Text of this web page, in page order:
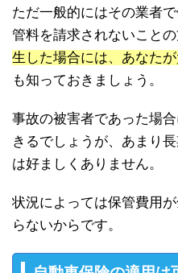
ただ一般的にはその業者
管料を請求されないことの
生した場合には、あなた
も知っておきましょう。
事故の被害者であった場
きるでしょうが、あまり
は好ましくありません。
状況によっては保管費用
らないからです。